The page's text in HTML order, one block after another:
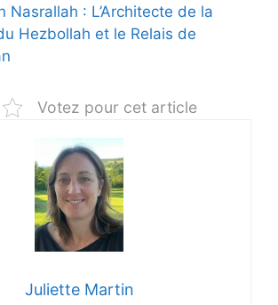
Nasrallah : L’Architecte de la
Hezbollah et le Relais de
Votez pour cet article
Juliette Martin